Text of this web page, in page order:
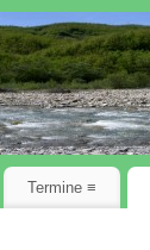
Termine ≡